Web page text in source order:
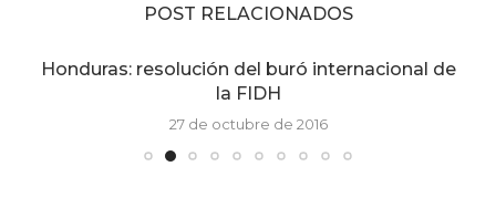
POST RELACIONADOS
Honduras: resolución del buró internacional de
la FIDH
27 de octubre de 2016